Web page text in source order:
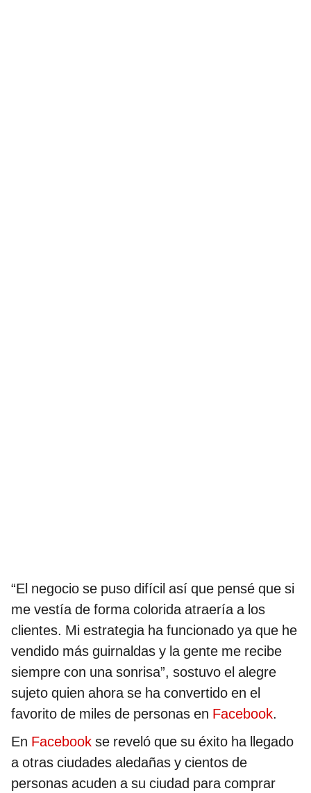
“El negocio se puso difícil así que pensé que si
me vestía de forma colorida atraería a los
clientes. Mi estrategia ha funcionado ya que he
vendido más guirnaldas y la gente me recibe
siempre con una sonrisa”, sostuvo el alegre
sujeto quien ahora se ha convertido en el
favorito de miles de personas en Facebook.
En Facebook se reveló que su éxito ha llegado
a otras ciudades aledañas y cientos de
personas acuden a su ciudad para comprar